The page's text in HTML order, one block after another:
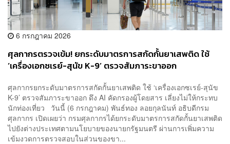
6 กรกฎาคม 2026
ศุลกากรตรวจเข้ม! ยกระดับมาตรการสกัดกั้นยาเสพติด ใช้
‘เครื่องเอกซเรย์-สุนัข K-9’ ตรวจสัมภาระขาออก
ศุลกากรยกระดับมาตรการสกัดกั้นยาเสพติด ใช้ ‘เครื่องเอกซเรย์-สุนัข
K-9’ ตรวจสัมภาระขาออก ดึง AI คัดกรองผู้โดยสาร เลี่ยงไม่ให้กระทบ
นักท่องเที่ยว วันนี้ (6 กรกฎาคม) พันธ์ทอง ลอยกุลนันท์ อธิบดีกรม
ศุลกากร เปิดเผยว่า กรมศุลกากรได้ยกระดับมาตรการสกัดกั้นยาเสพติด
ไปยังต่างประเทศตามนโยบายของนายกรัฐมนตรี ผ่านการเพิ่มความ
เข้มงวดการตรวจสอบในส่วนของขา...